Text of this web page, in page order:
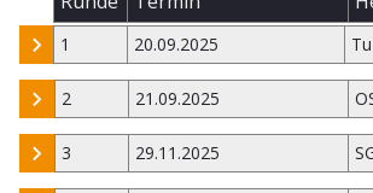
1 20.09.2025
2 21.09.2025
3 29.11.2025